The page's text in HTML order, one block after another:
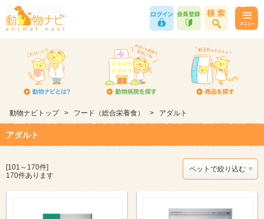
動物ナビトップ > フード（総合栄養食） > アダルト
アダルト
[101～170件]
170件あります
ペットで絞り込む